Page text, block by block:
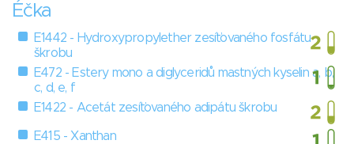
Éčka
E1442 - Hydroxypropylether zesíťovaného fosfátu
škrobu
E472 - Estery mono a diglyceridů mastných kyselin a, b,
c, d, e, f
E1422 - Acetát zesíťovaného adipátu škrobu
E415 - Xanthan